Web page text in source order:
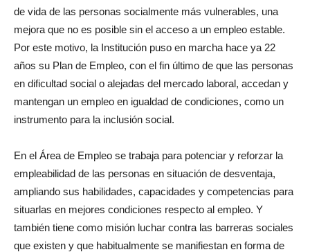
de vida de las personas socialmente más vulnerables, una
mejora que no es posible sin el acceso a un empleo estable.
Por este motivo, la Institución puso en marcha hace ya 22
años su Plan de Empleo, con el fin último de que las personas
en dificultad social o alejadas del mercado laboral, accedan y
mantengan un empleo en igualdad de condiciones, como un
instrumento para la inclusión social.
En el Área de Empleo se trabaja para potenciar y reforzar la
empleabilidad de las personas en situación de desventaja,
ampliando sus habilidades, capacidades y competencias para
situarlas en mejores condiciones respecto al empleo. Y
también tiene como misión luchar contra las barreras sociales
que existen y que habitualmente se manifiestan en forma de